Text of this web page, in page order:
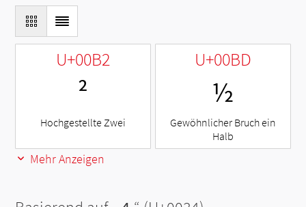
U+00B2
²
Hochgestellte Zwei
U+00BD
½
Gewöhnlicher Bruch ein
Halb
Mehr Anzeigen